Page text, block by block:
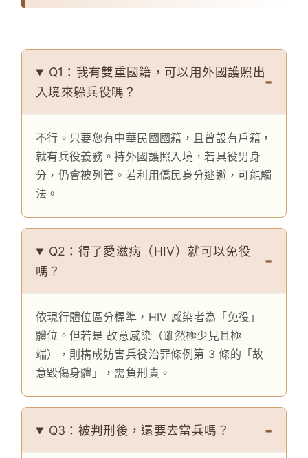
Q1：我有雙重國籍，可以用外國護照出
入境來躲兵役嗎？
不行。只要您有中華民國國籍，且曾設有戶籍，
就有兵役義務。持外國護照入境，若具役男身
分，仍會被列管。若利用僑民身分逃避，可能觸
法。
Q2：得了愛滋病（HIV）就可以免役
嗎？
依現行體位區分標準，HIV 感染者為「免役」
體位。但若是 故意感染（雖然極少見且極
端），則構成妨害兵役治罪條例第 3 條的「故
意毀傷身體」，需負刑責。
Q3：被判刑後，還要去當兵嗎？